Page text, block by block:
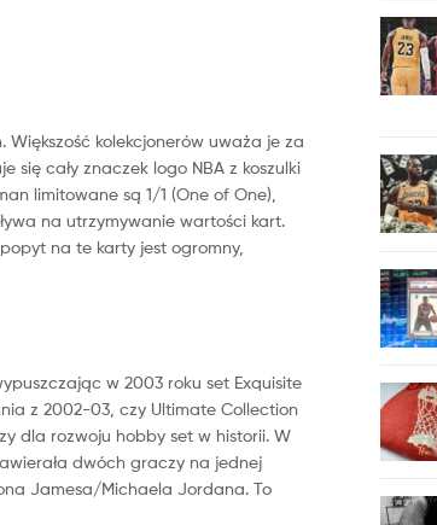
kolekcjonerów uważa je za
się cały znaczek logo NBA z koszulki
limitowane są 1/1 (One of One),
na utrzymywanie wartości kart.
na te karty jest ogromny,
w 2003 roku set Exquisite
z 2002-03, czy Ultimate Collection
dla rozwoju hobby set w historii. W
dwóch graczy na jednej
Jamesa/Michaela Jordana. To